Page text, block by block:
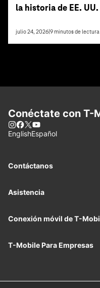
la historia de EE. UU.
julio 24, 2026 9 minutos de lectura